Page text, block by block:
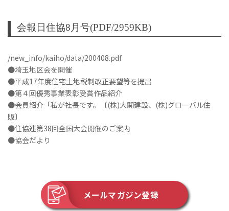
会報日住協8月号(PDF/2959KB)
/new_info/kaiho/data/200408.pdf
●埼玉地区会を開催
●平成17年度住宅土地税制改正要望等を提出
●第４回優秀事業表彰受賞作品紹介
●会員紹介「私が社長です。〔(株)大関建設、(株)グローバル住
販〕
●住協連第38回全国大会開催のご案内
●協会だより
メールマガジン登録